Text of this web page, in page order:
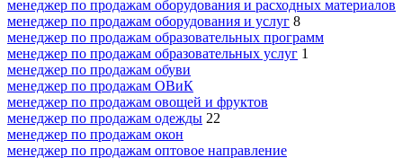
менеджер по продажам оборудования и расходных материалов
менеджер по продажам оборудования и услуг 8
менеджер по продажам образовательных программ
менеджер по продажам образовательных услуг 1
менеджер по продажам обуви
менеджер по продажам ОВиК
менеджер по продажам овощей и фруктов
менеджер по продажам одежды 22
менеджер по продажам окон
менеджер по продажам оптовое направление